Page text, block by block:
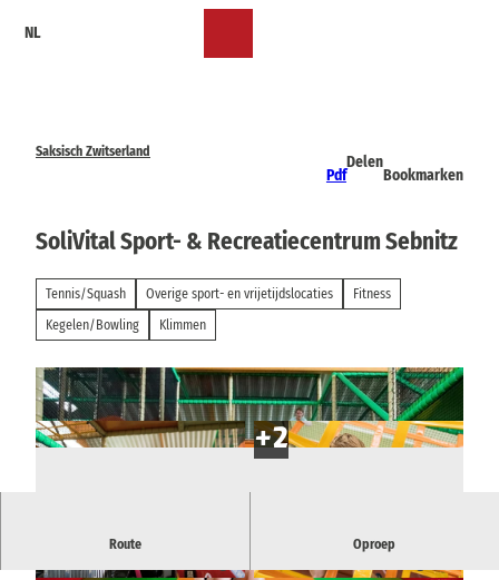
NL
Saksisch Zwitserland
Pdf
Delen
Bookmarken
SoliVital Sport- & Recreatiecentrum Sebnitz
Tennis/Squash Overige sport- en vrijetijdslocaties
Fitness
Kegelen/Bowling
Klimmen
Route Oproep
Sport, spel en ontspanning onder één dak: klimmen, ravotten,